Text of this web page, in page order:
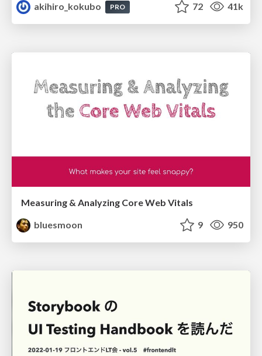
akihiro_kokubo
PRO 72 41k
Measuring & Analyzing Core Web Vitals
bluesmoon
9 950